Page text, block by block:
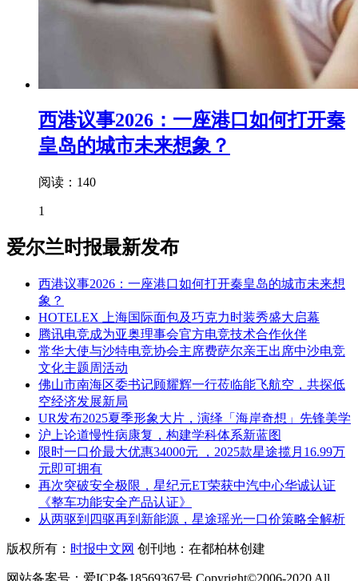
西港议事2026：一座港口如何打开秦
皇岛的城市未来想象？
阅读：140
1
爱尔兰时报最新发布
西港议事2026：一座港口如何打开秦皇岛的城市未来想
象？
HOTELEX 上海国际面包及巧克力时装秀盛大启幕
腾讯电竞成为亚奥理事会官方电竞技术合作伙伴
常华大使与沙特电竞协会主席费萨尔亲王出席中沙电竞
文化主题周活动
佛山市南海区委书记顾耀辉一行莅临能飞航空，共探低
空经济发展新局
UR发布2025夏季形象大片，演绎「海岸奇想」先锋美学
沪上论道慢性病康复，构建学科体系新蓝图
限时一口价最大优惠34000元 ，2025款星途揽月16.99万
元即可拥有
再次突破安全极限，星纪元ET荣获中汽中心华诚认证
《整车功能安全产品认证》
从两驱到四驱再到新能源，星途瑶光一口价策略全解析
版权所有： 时报中文网 创刊地：在都柏林创建